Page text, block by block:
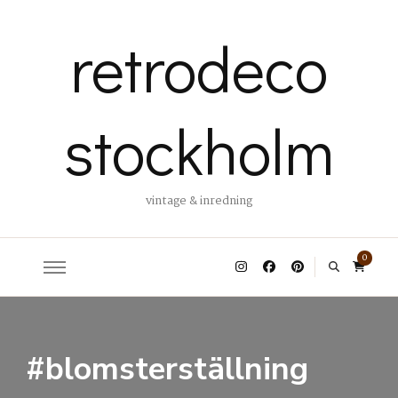
retrodeco
stockholm
vintage & inredning
0
#blomsterställning